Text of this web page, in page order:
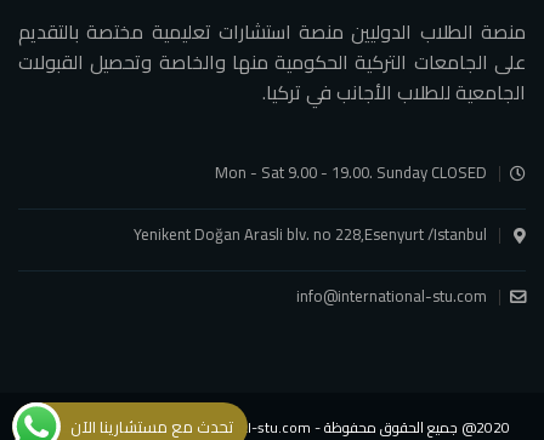
منصة الطلاب الدوليين منصة استشارات تعليمية مختصة بالتقديم
على الجامعات التركية الحكومية منها والخاصة وتحصيل القبولات
الجامعية للطلاب الأجانب في تركيا.
Mon - Sat 9.00 - 19.00. Sunday CLOSED
Yenikent Doğan Arasli blv. no 228,Esenyurt /Istanbul
info@international-stu.com
2020@ جميع الحقوق محفوظة - international-stu.com - شركة الطلاب الدوليين تحدث مع مستشارينا الآن